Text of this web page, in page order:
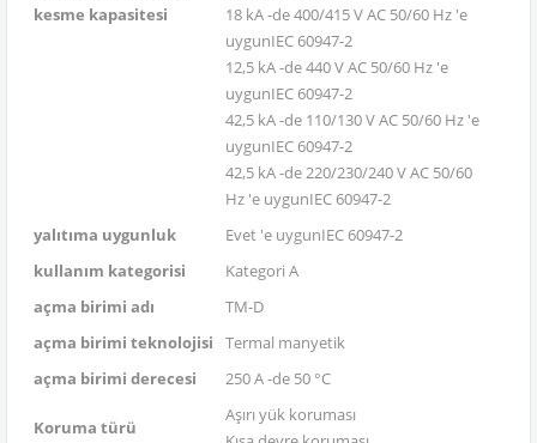
kesme kapasitesi
18 kA -de 400/415 V AC 50/60 Hz 'e
uygunIEC 60947-2
12,5 kA -de 440 V AC 50/60 Hz 'e
uygunIEC 60947-2
42,5 kA -de 110/130 V AC 50/60 Hz 'e
uygunIEC 60947-2
42,5 kA -de 220/230/240 V AC 50/60
Hz 'e uygunIEC 60947-2
yalıtıma uygunluk
Evet 'e uygunIEC 60947-2
kullanım kategorisi
Kategori A
açma birimi adı
TM-D
açma birimi teknolojisi
Termal manyetik
açma birimi derecesi
250 A -de 50 °C
Koruma türü
Aşırı yük koruması